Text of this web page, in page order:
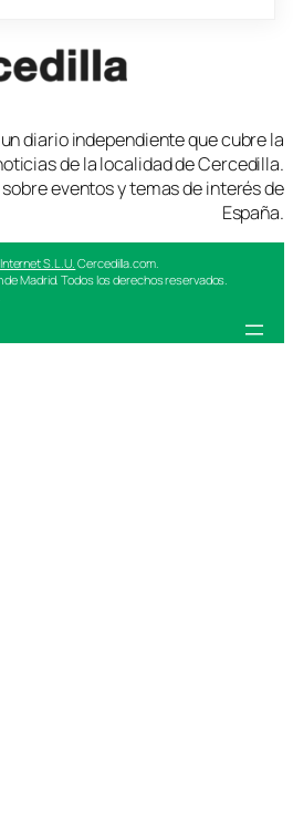
diario independiente que cubre la
de la localidad de Cercedilla.
eventos y temas de interés de
España.
S.L.U.Cercedilla.com.
Madrid. Todos los derechos reservados.